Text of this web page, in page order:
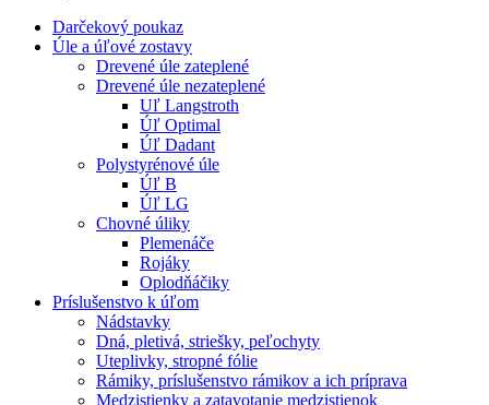
Darčekový poukaz
Úle a úľové zostavy
Drevené úle zateplené
Drevené úle nezateplené
Uľ Langstroth
Úľ Optimal
Úľ Dadant
Polystyrénové úle
Úľ B
Úľ LG
Chovné úliky
Plemenáče
Rojáky
Oplodňáčiky
Príslušenstvo k úľom
Nádstavky
Dná, pletivá, striešky, peľochyty
Uteplivky, stropné fólie
Rámiky, príslušenstvo rámikov a ich príprava
Medzistienky a zatavotanie medzistienok